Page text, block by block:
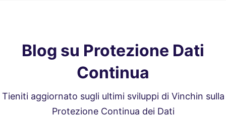
Blog su Protezione Dati
Continua
Tieniti aggiornato sugli ultimi sviluppi di Vinchin sulla
Protezione Continua dei Dati